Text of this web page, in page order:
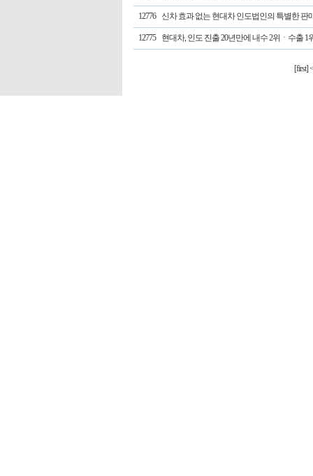
12776 신차 효과 없는 현대차 인도법인의 특별한 판
12775 현대차, 인도 진출 20년만에 내수 2위ㆍ수출 1
[first]<